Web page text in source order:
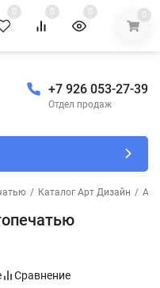
0 0 0 0
+7 926 053-27-39
Отдел продаж
/ Каталог Арт Дизайн /
Сравнение